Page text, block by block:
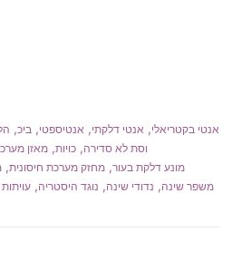
אנטי בקטריאלי, אנטי דלקתי, אנטיספטי, ביכ,
וסת לא סדירה, כויות, מאזן
מונע דלקת בעור, מחזק מערכת חיסונית,
משפר שינה, נדודי שינה, נוגד היסטריה,